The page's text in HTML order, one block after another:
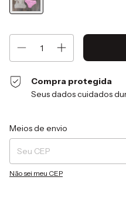
Compra protegida
Seus dados cuidados
Entregas para o CEP:
Meios de envio
Não sei meu CEP